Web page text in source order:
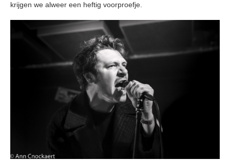
krijgen we alweer een heftig voorproefje.